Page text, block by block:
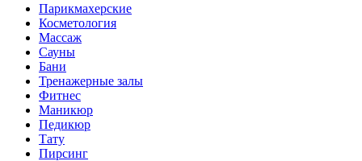
Парикмахерские
Косметология
Массаж
Сауны
Бани
Тренажерные залы
Фитнес
Маникюр
Педикюр
Тату
Пирсинг